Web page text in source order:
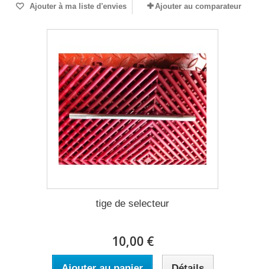
Ajouter à ma liste d'envies Ajouter au comparateur
tige de selecteur
10,00 €